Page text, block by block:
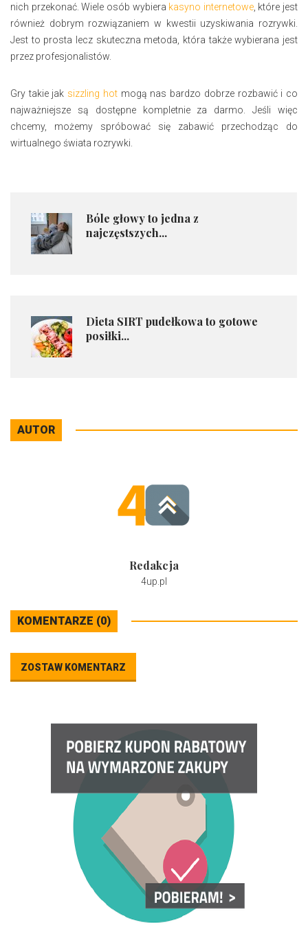
nich przekonać. Wiele osób wybiera kasyno internetowe, które jest
również dobrym rozwiązaniem w kwestii uzyskiwania rozrywki.
Jest to prosta lecz skuteczna metoda, która także wybierana jest
przez profesjonalistów.
Gry takie jak sizzling hotmogą nas bardzo dobrze rozbawić i co
najważniejsze są dostępne kompletnie za darmo. Jeśli więc
chcemy, możemy spróbować się zabawić przechodząc do
wirtualnego świata rozrywki.
Bóle głowy to jedna z
najczęstszych...
​Dieta SIRT pudełkowa to gotowe
posiłki...
AUTOR
Redakcja
4up.pl
KOMENTARZE (0)
ZOSTAW KOMENTARZ